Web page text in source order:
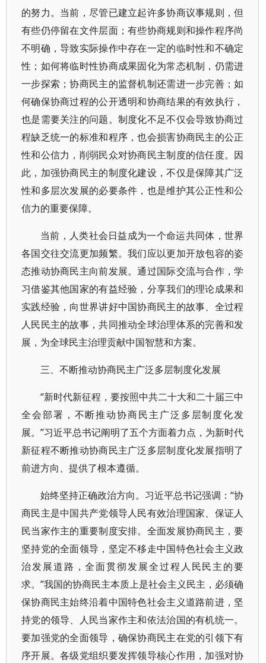
的努力。当前，尽管已建立起许多协商议事规则，但
有些仍停留在文件层面；有些协商规则和操作程序尚
不明确，导致实际操作中存在一定的临时性和不确定
性；如何将临时性协商成果固化为常态机制，仍需进
一步探索；协商民主的监督机制还需进一步完善；如
何确保协商过程的公开透明和协商结果的有效执行，
也是需要关注的问题。制度化不足不仅会导致协商过
程缺乏统一的标准和程序，也会损害协商民主的公正
性和公信力，削弱民众对协商民主制度的信任度。因
此，加强协商民主的制度化建设，不仅是保障其广泛
性和多层次发展的必要条件，也是维护其公正性和公
信力的重要保障。
当前，人类社会日益成为一个命运共同体，世界
各国交往交流更加频繁。我们应以更加开放包容的姿
态推动协商民主向前发展。通过国际交流与合作，学
习借鉴其他国家的有益经验，分享我们的理论成果和
实践经验，向世界讲好中国协商民主的故事、全过程
人民民主的故事，共同推动全球治理体系的完善和发
展，为全球民主治理贡献中国智慧和方案。
三、不断推动协商民主广泛多层制度化发展
“新时代新征程，要按照中共二十大和二十届三中
全会部署，不断推动协商民主广泛多层制度化发
展。”习近平总书记阐明了五个方面着力点，为新时代
新征程不断推动协商民主广泛多层制度化发展指明了
前进方向、提供了根本遵循。
始终坚持正确政治方向。习近平总书记强调：“协
商民主是中国共产党领导人民有效治理国家、保证人
民当家作主的重要制度安排。全面发展协商民主，要
坚持党的全面领导，坚定不移走中国特色社会主义政
治发展道路，全面贯彻发展全过程人民民主的要
求。”我国的协商民主本质上是社会主义民主，必须确
保协商民主始终沿着中国特色社会主义道路前进，坚
持党的领导、人民当家作主和依法治国的有机统一。
要加强党的全面领导，确保协商民主在党的引领下有
序开展。各级党组织要发挥领导核心作用，加强对协